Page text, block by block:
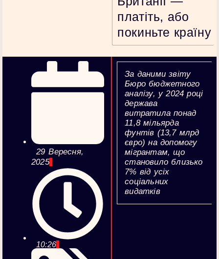
платіть, або
покиньте країну
За даними звіту
Бюро бюджетного
аналізу, у 2024 році
держава
витратила понад
11,8 мільярда
фунтів (13,7 млрд
євро) на допомогу
мігрантам, що
становило близько
7% від усіх
соціальних
видатків
29 Вересня,
2025
10:26